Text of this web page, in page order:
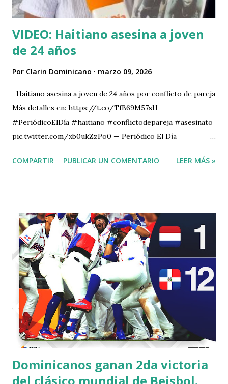
sido víctima de atentados contra su perso...
VIDEO: Haitiano asesina a joven
de 24 años
Por Clarin Dominicano marzo 09, 2026
Haitiano asesina a joven de 24 años por conflicto de pareja
Más detalles en: https://t.co/TfB69M57sH
#PeriódicoElDía #haitiano #conflictodepareja #asesinato
pic.twitter.com/xb0ukZzPo0 — Periódico El Día
COMPARTIR PUBLICAR UN COMENTARIO LEER MÁS »
Dominicanos ganan 2da victoria
del clásico mundial de Beisbol.